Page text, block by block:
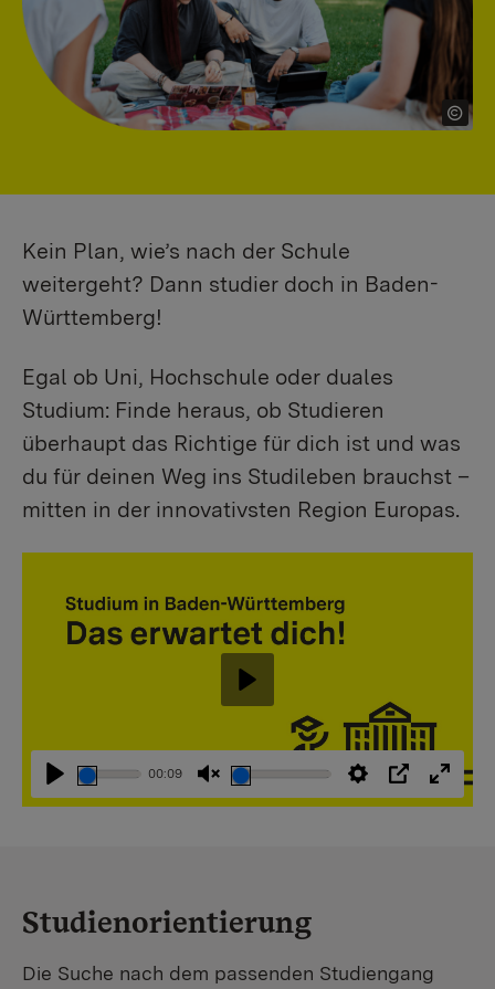
Kein Plan, wie’s nach der Schule
weitergeht? Dann studier doch in Baden-
Württemberg!
Egal ob Uni, Hochschule oder duales
Studium: Finde heraus, ob Studieren
überhaupt das Richtige für dich ist und was
du für deinen Weg ins Studileben brauchst –
mitten in der innovativsten Region Europas.
Abspielen
00:09
StummschaltungEinstellungen
PIP
Abspielen
Studienorientierung
Die Suche nach dem passenden Studiengang